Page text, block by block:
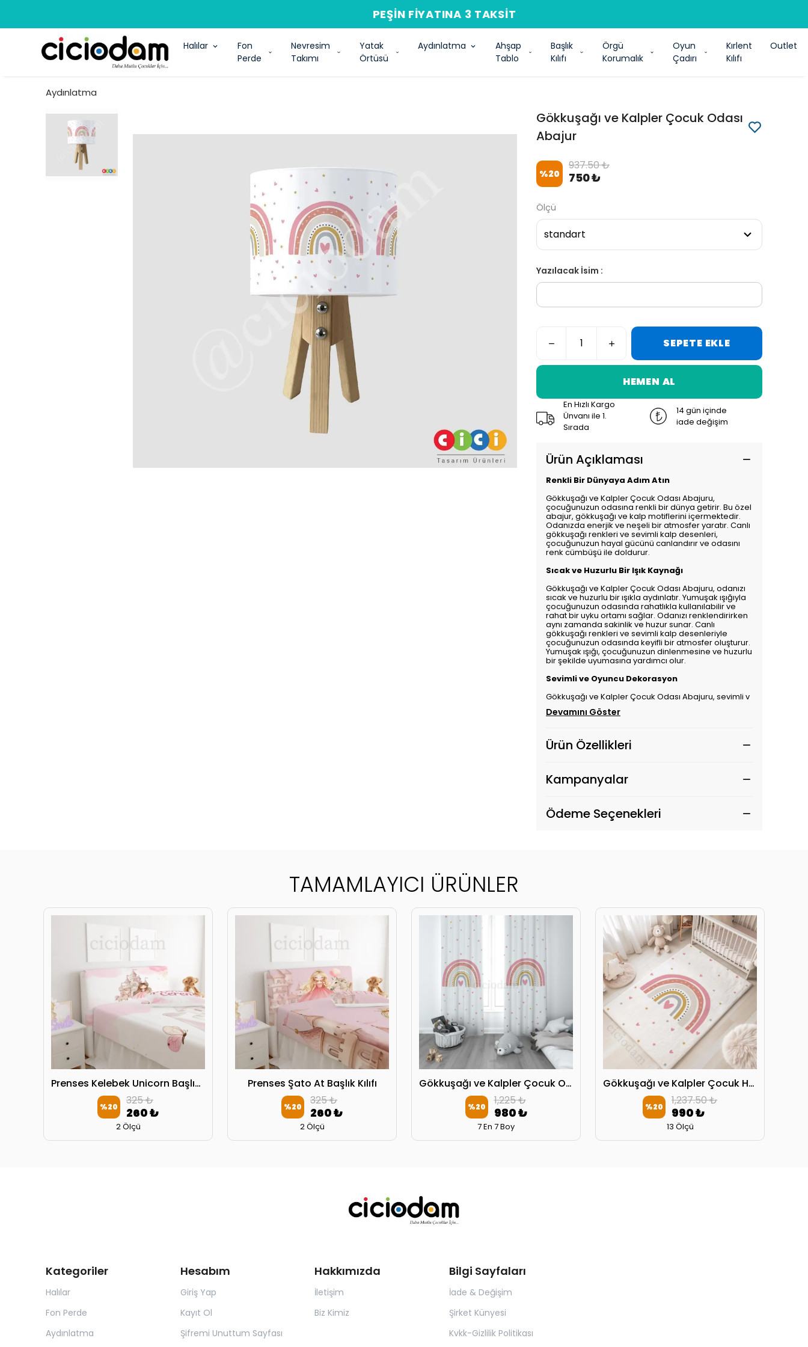
PEŞIN FIYATINA 3 TAKSIT
Halılar
Fon
Perde
Nevresim
Takımı
Yatak
Örtüsü
Aydınlatma
Ahşap
Tablo
Başlık
Kılıfı
Örgü
Korumalık
Oyun
Çadırı
Kırlent
Kılıfı
Outlet
Aydınlatma
Gökkuşağı ve Kalpler Çocuk Odası
Abajur
%20
937.50 ₺
750 ₺
Ölçü
Yazılacak İsim :
SEPETE EKLE
HEMEN AL
En Hızlı Kargo
Ünvanı ile 1.
Sırada
14 gün içinde
iade değişim
Ürün Açıklaması
Renkli Bir Dünyaya Adım Atın
Gökkuşağı ve Kalpler Çocuk Odası Abajuru,
çocuğunuzun odasına renkli bir dünya getirir. Bu özel
abajur, gökkuşağı ve kalp motiflerini içermektedir.
Odanızda enerjik ve neşeli bir atmosfer yaratır. Canlı
gökkuşağı renkleri ve sevimli kalp desenleri,
çocuğunuzun hayal gücünü canlandırır ve odasını
renk cümbüşü ile doldurur.
Sıcak ve Huzurlu Bir Işık Kaynağı
Gökkuşağı ve Kalpler Çocuk Odası Abajuru, odanızı
sıcak ve huzurlu bir ışıkla aydınlatır. Yumuşak ışığıyla
çocuğunuzun odasında rahatlıkla kullanılabilir ve
rahat bir uyku ortamı sağlar. Odanızı renklendirirken
aynı zamanda sakinlik ve huzur sunar. Canlı
gökkuşağı renkleri ve sevimli kalp desenleriyle
çocuğunuzun odasında keyifli bir atmosfer oluşturur.
Yumuşak ışığı, çocuğunuzun dinlenmesine ve huzurlu
bir şekilde uyumasına yardımcı olur.
Sevimli ve Oyuncu Dekorasyon
Gökkuşağı ve Kalpler Çocuk Odası Abajuru, sevimli v
Devamını Göster
Ürün Özellikleri
Kampanyalar
Ödeme Seçenekleri
TAMAMLAYICI ÜRÜNLER
Prenses Kelebek Unicorn Başlık Kılıfı
%20 325 ₺
260 ₺
2 Ölçü
Prenses Şato At Başlık Kılıfı
%20 325 ₺
260 ₺
2 Ölçü
Gökkuşağı ve Kalpler Çocuk Odası Perdesi 2 Kanat
%20 1,225 ₺
980 ₺
7 En 7 Boy
Gökkuşağı ve Kalpler Çocuk Halısı 5075
%20 1,237.50 ₺
990 ₺
13 Ölçü
Kategoriler
Halılar
Fon Perde
Aydınlatma
Hesabım
Giriş Yap
Kayıt Ol
Şifremi Unuttum Sayfası
Hakkımızda
İletişim
Biz Kimiz
Bilgi Sayfaları
İade & Değişim
Şirket Künyesi
Kvkk-Gizlilik Politikası